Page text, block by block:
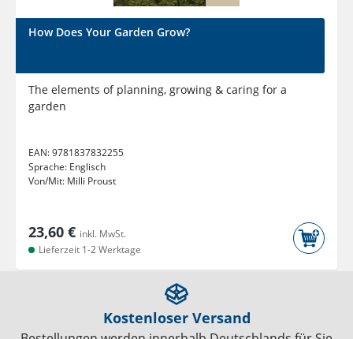
How Does Your Garden Grow?
The elements of planning, growing & caring for a
garden
EAN:9781837832255
Sprache: Englisch
Von/Mit: Milli Proust
23,60 € inkl. MwSt.
Lieferzeit 1-2 Werktage
Kostenloser Versand